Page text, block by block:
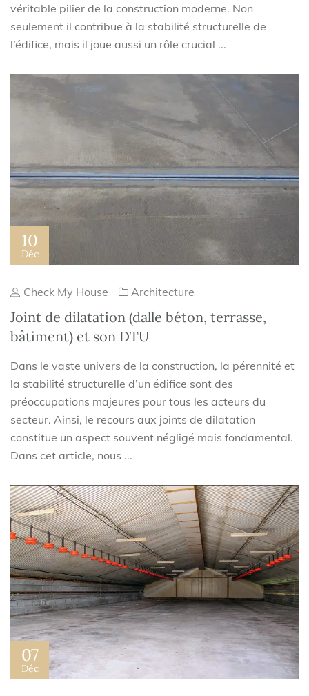
véritable pilier de la construction moderne. Non
seulement il contribue à la stabilité structurelle de
l’édifice, mais il joue aussi un rôle crucial ...
10
Déc
Check My House Architecture
Joint de dilatation (dalle béton, terrasse,
bâtiment) et son DTU
Dans le vaste univers de la construction, la pérennité et
la stabilité structurelle d’un édifice sont des
préoccupations majeures pour tous les acteurs du
secteur. Ainsi, le recours aux joints de dilatation
constitue un aspect souvent négligé mais fondamental.
Dans cet article, nous ...
07
Déc